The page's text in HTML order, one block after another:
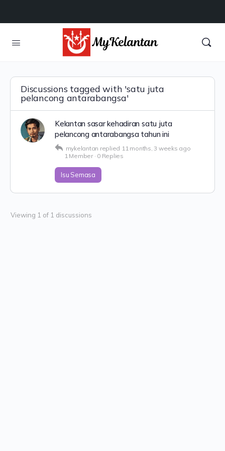
Discussions tagged with 'satu juta
pelancong antarabangsa'
Kelantan sasar kehadiran satu juta
pelancong antarabangsa tahun ini
mykelantan replied 11 months, 3 weeks ago
1 Member · 0 Replies
Isu Semasa
Viewing 1 of 1 discussions